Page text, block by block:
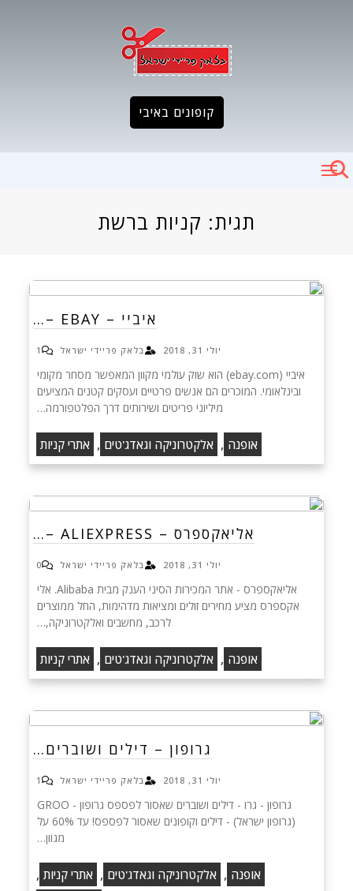
קופונים באיבי
תגית: קניות ברשת
איביי – EBAY –…
יולי 31, 2018 בלאק פריידי ישראל 1
איביי (ebay.com) הוא שוק עולמי מקוון המאפשר מסחר מקומי
ובינלאומי. המוכרים הם אנשים פרטיים ועסקים קטנים המציעים
מיליוני פריטים ושירותים דרך הפלטפורמה…
אופנה , אלקטרוניקה וגאדג'טים , אתרי קניות
אליאקספרס – ALIEXPRESS –…
יולי 31, 2018 בלאק פריידי ישראל 0
אליאקספרס - אתר המכירות הסיני הענק מבית Alibaba. אלי
אקספרס מציע מחירים זולים ומציאות מדהימות, החל ממוצרים
לרכב, מחשבים ואלקטרוניקה,…
אופנה , אלקטרוניקה וגאדג'טים , אתרי קניות
גרופון – דילים ושוברים…
יולי 31, 2018 בלאק פריידי ישראל 1
גרופון - גרו - דילים ושוברים שאסור לפספס‏ גרופון - GROO
(גרופון ישראל) - דילים וקופונים שאסור לפספס! עד 60% על
מגוון…
אופנה , אלקטרוניקה וגאדג'טים , אתרי קניות ,